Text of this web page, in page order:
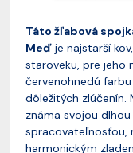
Táto žľabová
Meď je najstarší
staroveku, pre jeho
červenohnedú
dôležitých zlúčenín.
známa svojou
spracovateľnosťou,
harmonickým